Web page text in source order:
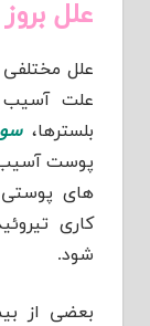
علل
علل
علت آسیب
بلسترها،
پوست آسیب
های
کاری
شود.
بعضی از